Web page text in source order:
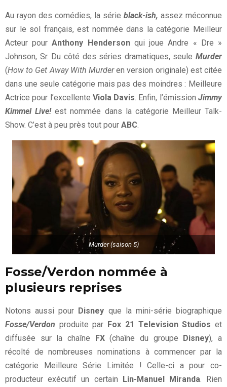
Au rayon des comédies, la série black-ish, assez méconnue
sur le sol français, est nommée dans la catégorie Meilleur
Acteur pourAnthony Henderson qui joue Andre « Dre »
Johnson, Sr. Du côté des séries dramatiques, seule Murder
(How to Get Away With Murderen version originale) est citée
dans une seule catégorie mais pas des moindres : Meilleure
Actrice pour l’excellente Viola Davis . Enfin, l’émissionJimmy
Kimmel Live!est nommée dans la catégorie Meilleur Talk-
Show. C’est à peu près tout pour ABC
Murder (saison 5)
Fosse/Verdon nommée à
plusieurs reprises
Notons aussi pour Disney que la mini-série biographique
Fosse/Verdon produite par Fox 21 Television Studios et
diffusée sur la chaîne FX(chaîne du groupe Disney), a
récolté de nombreuses nominations à commencer par la
catégorie Meilleure Série Limitée ! Celle-ci a pour co-
producteur exécutif un certain Lin-Manuel Miranda. Rien